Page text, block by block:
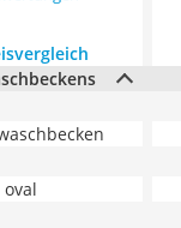
oval